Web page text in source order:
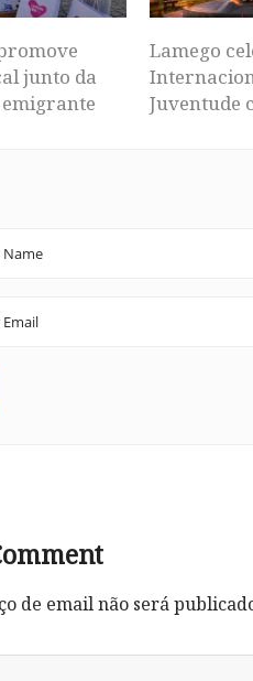
junto da
Lamego
Juventude
de email não será